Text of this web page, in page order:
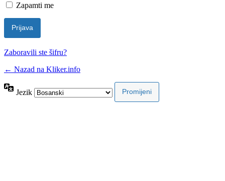
Zapamti me
Zaboravili ste šifru?
← Nazad na Kliker.info
Jezik